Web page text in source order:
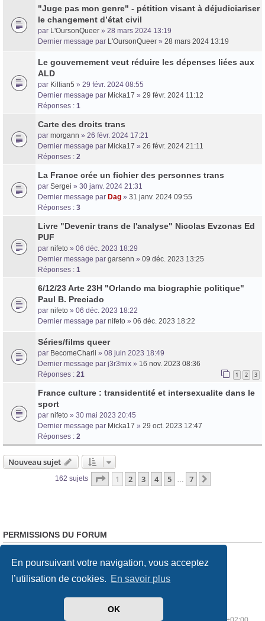
En poursuivant votre navigation, vous acceptez
l’utilisation de cookies. En savoir plus
OK
"Juge pas mon genre" - pétition visant à déjudiciariser
le changement d’état civil
par L'OursonQueer » 28 mars 2024 13:19
Dernier message par L'OursonQueer » 28 mars 2024 13:19
Le gouvernement veut réduire les dépenses liées aux
ALD
par Killian5 » 29 févr. 2024 08:55
Dernier message par Micka17 » 29 févr. 2024 11:12
Réponses : 1
Carte des droits trans
par morgann » 26 févr. 2024 17:21
Dernier message par Micka17 » 26 févr. 2024 21:11
Réponses : 2
La France crée un fichier des personnes trans
par Sergei » 30 janv. 2024 21:31
Dernier message par Dag » 31 janv. 2024 09:55
Réponses : 3
Livre "Devenir trans de l'analyse" Nicolas Evzonas Ed
PUF
par nifeto » 06 déc. 2023 18:29
Dernier message par garsenn » 09 déc. 2023 13:25
Réponses : 1
6/12/23 Arte 23H "Orlando ma biographie politique"
Paul B. Preciado
par nifeto » 06 déc. 2023 18:22
Dernier message par nifeto » 06 déc. 2023 18:22
Séries/films queer
par BecomeCharli » 08 juin 2023 18:49
Dernier message par j3r3mix » 16 nov. 2023 08:36
Réponses : 21 1 2 3
France culture : transidentité et intersexualite dans le
sport
par nifeto » 30 mai 2023 20:45
Dernier message par Micka17 » 29 oct. 2023 12:47
Réponses : 2
Nouveau sujet
162 sujets Page 1sur7
1 2 3 4 5 … 7
PERMISSIONS DU FORUM
Vousne pouvez pasrépondre aux sujets
Vous
ne pouvez pas
modifier vos messages
Vousne pouvez pas supprimer vos messages
ne pouvez pasjoindre des fichiers